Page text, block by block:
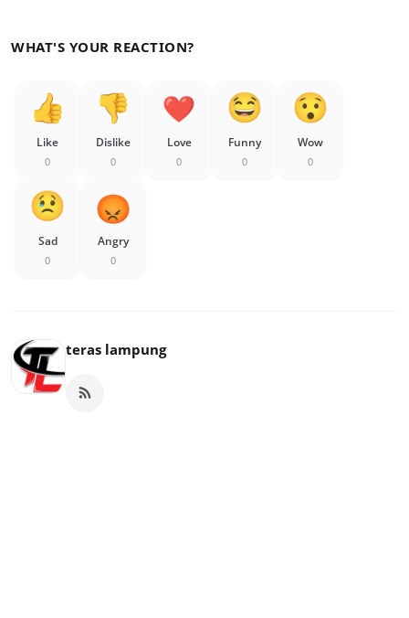
WHAT'S YOUR REACTION?
Like
0
Dislike
0
Love
0
Funny
0
Wow
0
Sad
0
Angry
0
teras lampung